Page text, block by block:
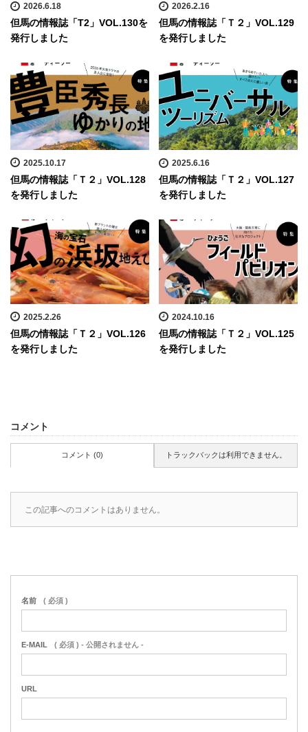
2026.6.18
但馬の情報誌「T2」VOL.130を
発行しました
2026.2.16
但馬の情報誌「Ｔ２」VOL.129
を発行しました
2025.10.17
但馬の情報誌「Ｔ２」VOL.128
を発行しました
2025.6.16
但馬の情報誌「Ｔ２」VOL.127
を発行しました
2025.2.26
但馬の情報誌「Ｔ２」VOL.126
を発行しました
2024.10.16
但馬の情報誌「Ｔ２」VOL.125
を発行しました
コメント
コメント (0) トラックバックは利用できません。
この記事へのコメントはありません。
名前 ( 必須 )
E-MAIL ( 必須 ) - 公開されません -
URL